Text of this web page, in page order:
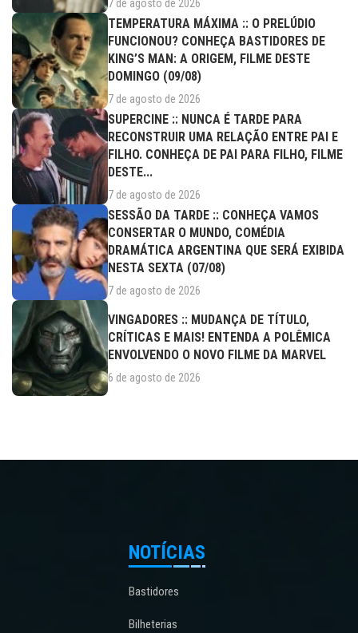
7 de agosto de 2026
TEMPERATURA MÁXIMA :: O PRELÚDIO
FUNCIONOU? CONHEÇA BASTIDORES DE
KING’S MAN: A ORIGEM, FILME DESTE
DOMINGO (09/08)
7 de agosto de 2026
SUPERCINE :: NUNCA É TARDE PARA
RECONSTRUIR UMA RELAÇÃO ENTRE PAI E
FILHO. CONHEÇA DE PAI PARA FILHO, FILME
DESTE...
7 de agosto de 2026
SESSÃO DA TARDE :: CONHEÇA VAMOS
CONSERTAR O MUNDO, COMÉDIA
DRAMÁTICA ARGENTINA QUE SERÁ EXIBIDA
NESTA SEXTA (07/08)
7 de agosto de 2026
VINGADORES :: MUDANÇA DE TÍTULO,
CRÍTICAS E MAIS! ENTENDA A POLÊMICA
ENVOLVENDO O NOVO FILME DA MARVEL
6 de agosto de 2026
NOTÍCIAS
Bastidores
Bilheterias